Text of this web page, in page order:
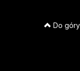
Do góry